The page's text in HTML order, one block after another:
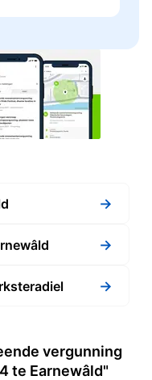
→
→
→
vergunning
te Earnewâld"